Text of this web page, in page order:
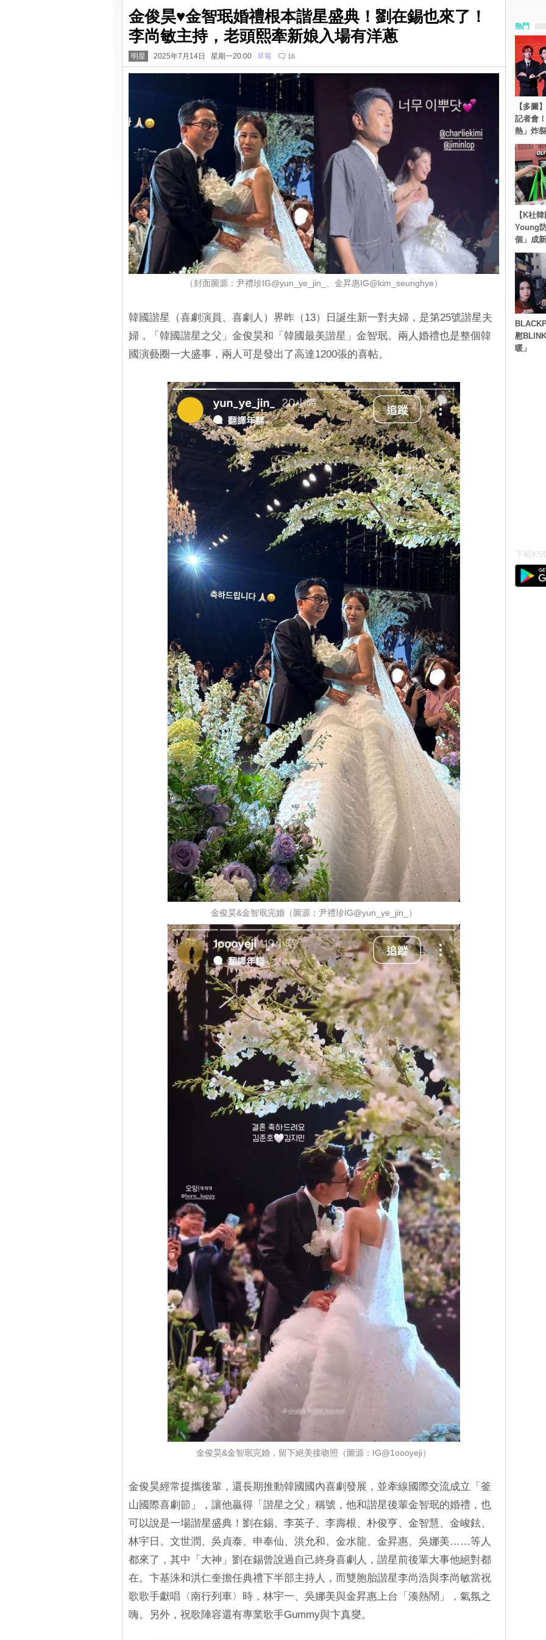
金俊昊♥金智珉婚禮根本諧星盛典！劉在錫也來了！
李尚敏主持，老頭熙牽新娘入場有洋蔥
明星 2025年7月14日 星期一20:00 草莓 16
（封面圖源：尹禮珍IG@yun_ye_jin_、金昇惠IG@kim_seunghye）
韓國諧星（喜劇演員、喜劇人）界昨（13）日誕生新一對夫婦，是第25號諧星夫
婦，「韓國諧星之父」金俊昊和「韓國最美諧星」金智珉。兩人婚禮也是整個韓
國演藝圈一大盛事，兩人可是發出了高達1200張的喜帖。
金俊昊&金智珉完婚（圖源：尹禮珍IG@yun_ye_jin_）
金俊昊&金智珉完婚，留下絕美接吻照（圖源：IG@1oooyeji）
金俊昊經常提攜後輩，還長期推動韓國國內喜劇發展，並牽線國際交流成立「釜
山國際喜劇節」，讓他贏得「諧星之父」稱號，他和諧星後輩金智珉的婚禮，也
可以說是一場諧星盛典！劉在錫、李英子、李壽根、朴俊亨、金智慧、金峻鉉、
林宇日、文世潤、吳貞泰、申奉仙、洪允和、金水龍、金昇惠、吳娜美……等人
都來了，其中「大神」劉在錫曾說過自己終身喜劇人，諧星前後輩大事他絕對都
在。卞基洙和洪仁奎擔任典禮下半部主持人，而雙胞胎諧星李尚浩與李尚敏當祝
歌歌手獻唱〈南行列車〉時，林宇一、吳娜美與金昇惠上台「湊熱鬧」，氣氛之
嗨。另外，祝歌陣容還有專業歌手Gummy與卞真燮。
熱門
【多圖
記者會
熱」炸
【K社
Young
個」成
慰
暖」
下載